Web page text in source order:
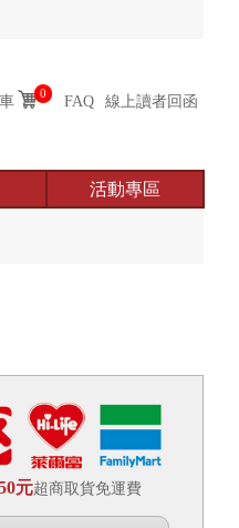
0 FAQ 線上讀者回函
活動專區
元超商取貨免運費